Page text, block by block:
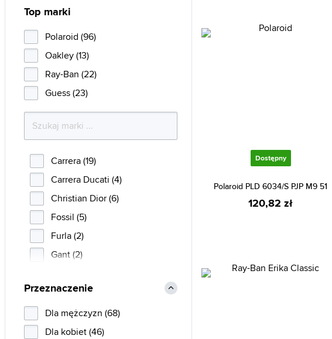
Dostępny
Polaroid PLD 6034/S PJP M9 51
120,82 zł
Top marki
Polaroid (96)
Oakley (13)
Ray-Ban (22)
Guess (23)
Carrera (19)
Carrera Ducati (4)
Christian Dior (6)
Fossil (5)
Furla (2)
Gant (2)
Guess Factory (1)
Helly Hansen (1)
Hugo Boss (20)
Przeznaczenie
Dla mężczyzn (68)
Dla kobiet (46)